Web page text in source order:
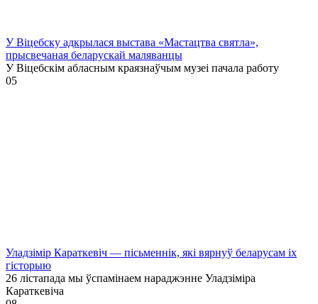
У Віцебску адкрылася выстава «Мастацтва святла»,
прысвечаная беларускай маляванцы
У Віцебскім абласным краязнаўчым музеі пачала работу
05
Уладзімір Караткевіч — пісьменнік, які вярнуў беларусам іх
гісторыю
26 лістапада мы ўспамінаем нараджэнне Уладзіміра
Караткевіча